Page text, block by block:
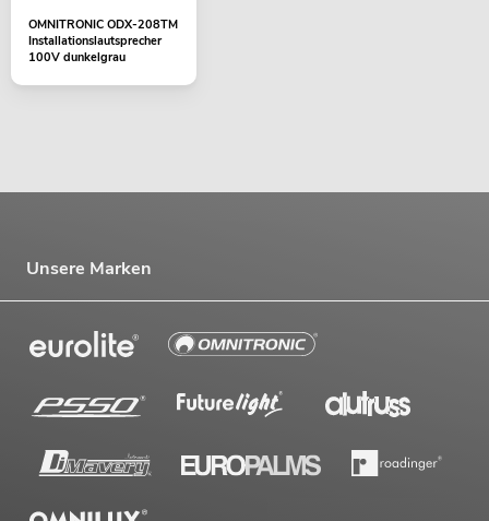
OMNITRONIC ODX-208TM
Installationslautsprecher
100V dunkelgrau
Unsere Marken